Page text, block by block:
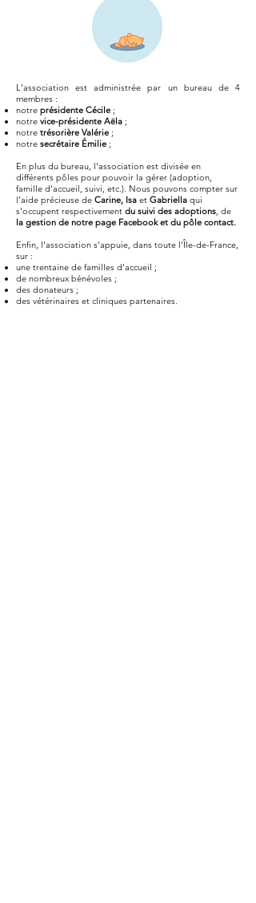
L'association estadministrée par un bureau de 4
membres :
notre présidente Cécile ;
notre vice-présidente Aëla ;
notre trésorière Valérie ;
notre secrétaire Émilie ;
En plus du bureau, l'association est divisée en
différents pôles pour pouvoir la gérer (adoption,
famille d'accueil, suivi, etc.). Nous pouvons compter sur
l'aide précieuse de Carine, Isa et Gabriella qui
s'occupent respectivement du suivi des adoptions, de
la gestion de notre page Facebook et du pôle contact.
Enfin, l'association s'appuie, dans toute l'Île-de-France,
sur :
une trentaine de familles d'accueil ;
de nombreux bénévoles ;
des donateurs ;
des vétérinaires et cliniques partenaires.